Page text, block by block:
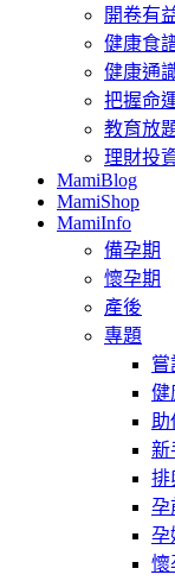
開卷有
健康食
健康通
把握命
教育放
理財投
MamiBlog
MamiShop
MamiInfo
備孕期
懷孕期
產後
專題
嘗
健
助
新
排
孕
孕
懷